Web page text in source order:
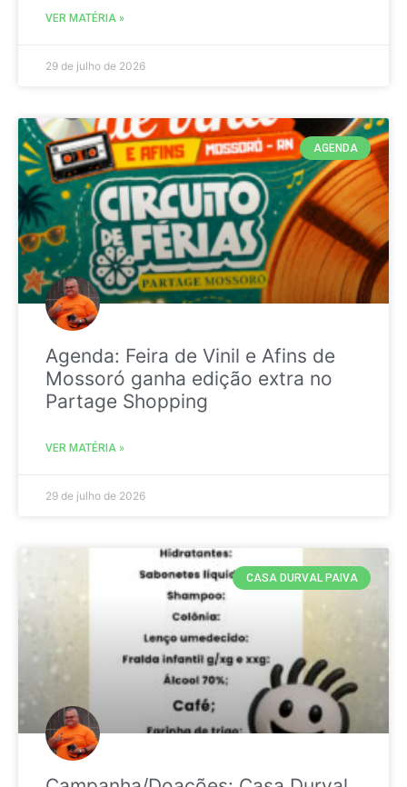
VER MATÉRIA »
29 de julho de 2026
AGENDA
Agenda: Feira de Vinil e Afins de
Mossoró ganha edição extra no
Partage Shopping
VER MATÉRIA »
29 de julho de 2026
CASA DURVAL PAIVA